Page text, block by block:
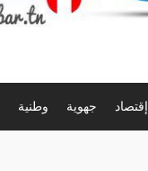
وطنية جهوية إقتصاد